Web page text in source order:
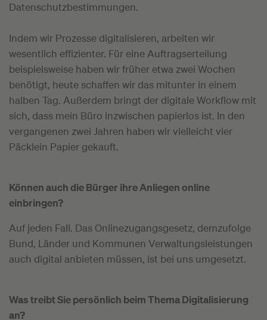
Datenschutzbestimmungen.
Indem wir Prozesse digitalisieren, arbeiten wir
wesentlich effizienter. Für eine Auftragserteilung
beispielsweise haben wir früher etwa zwei Wochen
benötigt, heute schaffen wir das mitunter in einem
halben Tag. Außerdem bringt der digitale Workflow mit
sich, dass mein Büro inzwischen papierlos ist. In den
vergangenen zwei Jahren haben wir vielleicht vier
Päcklein Papier gekauft.
Können auch die Bürger ihre Anliegen online
einbringen?
Auf jeden Fall. Das Onlinezugangsgesetz, demzufolge
Bund, Länder und Kommunen Verwaltungsleistungen
auch digital anbieten müssen, ist bei uns umgesetzt.
Was treibt Sie persönlich beim Thema Digitalisierung
an?